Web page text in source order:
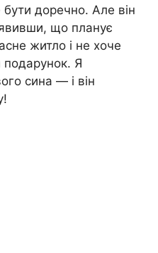
доречно. Але він
що планує
житло і не хоче
подарунок. Я
сина — і він